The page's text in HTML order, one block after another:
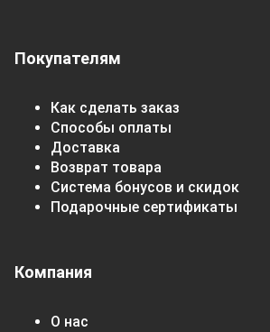
Покупателям
Как сделать заказ
Способы оплаты
Доставка
Возврат товара
Система бонусов и скидок
Подарочные сертификаты
Компания
О нас